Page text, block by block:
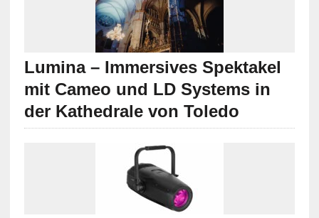
Lumina – Immersives Spektakel
mit Cameo und LD Systems in
der Kathedrale von Toledo